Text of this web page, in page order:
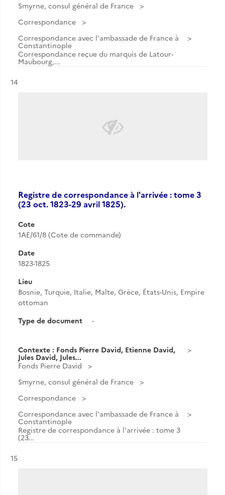
Smyrne, consul général de France
Correspondance
Correspondance avec l'ambassade de France à
Constantinople
Correspondance reçue du marquis de Latour-
Maubourg,...
Résultat n°
14
Registre de correspondance à l'arrivée : tome 3
(23 oct. 1823-29 avril 1825).
Cote
1AE/61/8 (Cote de commande)
Date
1823-1825
Lieu
Bosnie, Turquie, Italie, Malte, Grèce, États-Unis, Empire
ottoman
Type de document
-
Contexte : Fonds Pierre David, Etienne David,
Jules David, Jules...
Fonds Pierre David
Smyrne, consul général de France
Correspondance
Correspondance avec l'ambassade de France à
Constantinople
Registre de correspondance à l'arrivée : tome 3
(23...
Résultat n°
15